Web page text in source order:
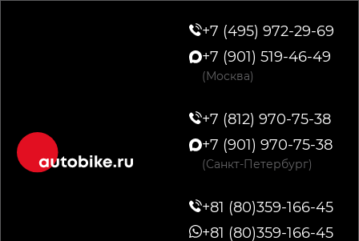
+7 (495) 972-29-69
+7 (901) 519-46-49
(Москва)
+7 (812) 970-75-38
+7 (901) 970-75-38
(Санкт-Петербург)
+81 (80)359-166-45
+81 (80)359-166-45